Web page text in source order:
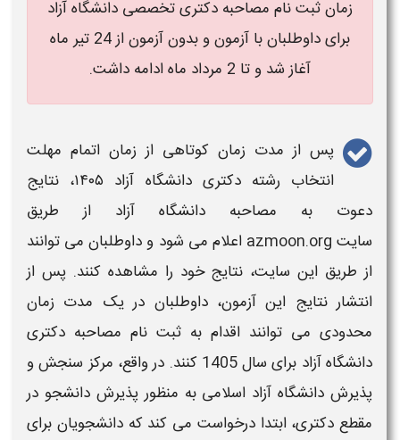
زمان ثبت نام مصاحبه دکتری تخصصی دانشگاه آزاد
برای داوطلبان با آزمون و بدون آزمون از 24 تیر ماه
آغاز شد و تا 2 مرداد ماه ادامه داشت.
پس از مدت زمان کوتاهی از زمان اتمام مهلت
انتخاب رشتهدکتری دانشگاه آزاد ۱۴۰۵
، نتایج
دعوت به مصاحبه دانشگاه آزاد از طریق
سایت azmoon.org اعلام می شود و داوطلبان می توانند
از طریق این سایت، نتایج خود را مشاهده کنند. پس از
انتشار نتایج این آزمون، داوطلبان در یک مدت زمان
محدودی می توانند اقدام به ثبت نام مصاحبه دکتری
دانشگاه آزاد برای سال1405 کنند. در واقع، مرکز سنجش و
پذیرش دانشگاه آزاد اسلامی به منظور پذیرش دانشجو در
مقطع دکتری، ابتدا درخواست می کند که دانشجویان برای